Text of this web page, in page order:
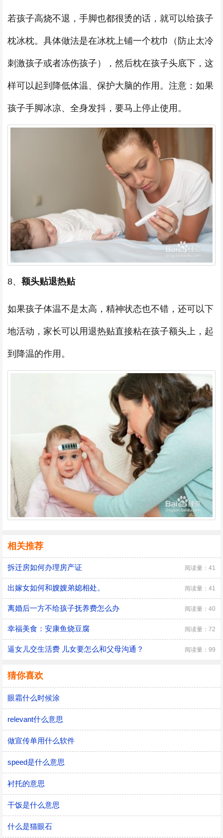
若孩子高烧不退，手脚也都很烫的话，就可以给孩子
枕冰枕。具体做法是在冰枕上铺一个枕巾（防止太冷
刺激孩子或者冻伤孩子），然后枕在孩子头底下，这
样可以起到降低体温、保护大脑的作用。注意：如果
孩子手脚冰凉、全身发抖，要马上停止使用。
8、 额头贴退热贴
如果孩子体温不是太高，精神状态也不错，还可以下
地活动，家长可以用退热贴直接粘在孩子额头上，起
到降温的作用。
相关推荐
拆迁房如何办理房产证 阅读量：41
出嫁女如何和嫂嫂弟媳相处。 阅读量：41
离婚后一方不给孩子抚养费怎么办 阅读量：40
幸福美食：安康鱼烧豆腐 阅读量：72
逼女儿交生活费 儿女要怎么和父母沟通？ 阅读量：99
猜你喜欢
眼霜什么时候涂
relevant什么意思
做宣传单用什么软件
speed是什么意思
衬托的意思
干饭是什么意思
什么是猫眼石